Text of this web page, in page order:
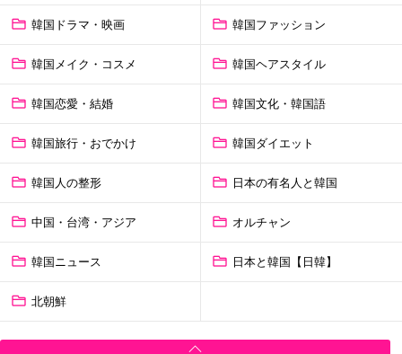
韓国ドラマ・映画 韓国ファッション
韓国メイク・コスメ 韓国ヘアスタイル
韓国恋愛・結婚 韓国文化・韓国語
韓国旅行・おでかけ 韓国ダイエット
韓国人の整形 日本の有名人と韓国
中国・台湾・アジア オルチャン
韓国ニュース 日本と韓国【日韓】
北朝鮮